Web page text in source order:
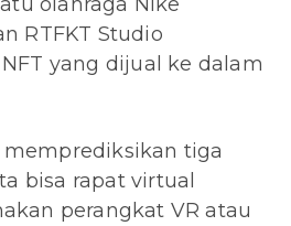
RTFKT Studio
yang dijual ke dalam
tiga
bisa rapat virtual
perangkat VR atau